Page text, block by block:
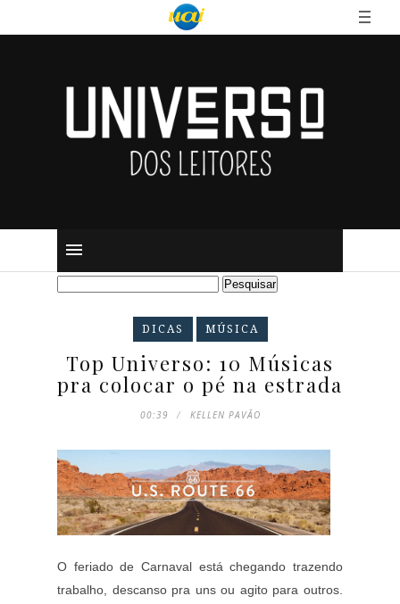
DICAS MÚSICA
Top Universo: 10 Músicas
pra colocar o pé na estrada
00:39 KELLEN PAVÃO
O feriado de Carnaval está chegando trazendo
trabalho, descanso pra uns ou agito para outros.